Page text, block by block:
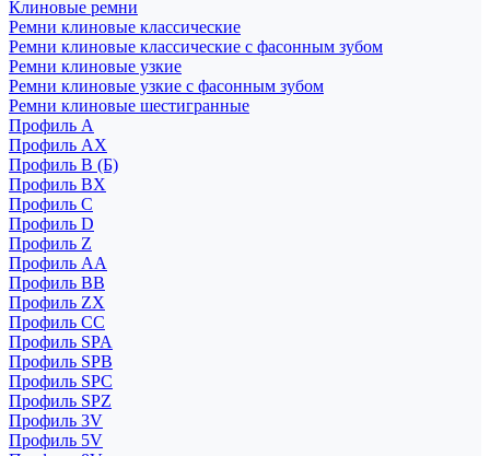
Клиновые ремни
Ремни клиновые классические
Ремни клиновые классические с фасонным зубом
Ремни клиновые узкие
Ремни клиновые узкие с фасонным зубом
Ремни клиновые шестигранные
Профиль A
Профиль AX
Профиль B (Б)
Профиль BX
Профиль C
Профиль D
Профиль Z
Профиль АА
Профиль BB
Профиль ZX
Профиль CC
Профиль SPA
Профиль SPB
Профиль SPC
Профиль SPZ
Профиль 3V
Профиль 5V